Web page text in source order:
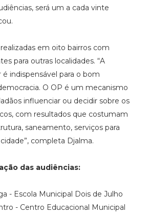
será um a cada vinte
em oito bairros com
para outras localidades. “A
indispensável para o bom
O OP é um mecanismo
influenciar ou decidir sobre os
com resultados que costumam
saneamento, serviços para
completa Djalma.
das audiências:
- Escola Municipal Dois de Julho
- Centro Educacional Municipal